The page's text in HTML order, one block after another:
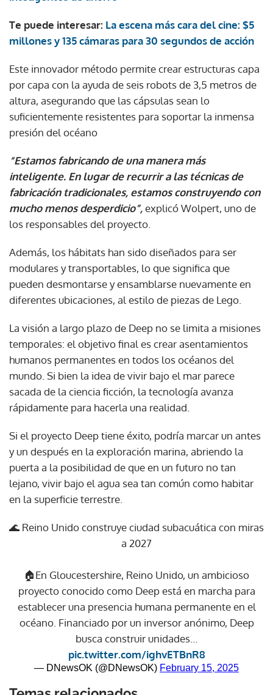
Te puede interesar: La escena más cara del cine: $5
millones y 135 cámaras para 30 segundos de acción
Este innovador método permite crear estructuras capa
por capa con la ayuda de seis robots de 3,5 metros de
altura, asegurando que las cápsulas sean lo
suficientemente resistentes para soportar la inmensa
presión del océano
“Estamos fabricando de una manera más
inteligente. En lugar de recurrir a las técnicas de
fabricación tradicionales, estamos construyendo con
mucho menos desperdicio”,explicó Wolpert, uno de
los responsables del proyecto.
Además, los hábitats han sido diseñados para ser
modulares y transportables, lo que significa que
pueden desmontarse y ensamblarse nuevamente en
diferentes ubicaciones, al estilo de piezas de Lego.
La visión a largo plazo de Deep no se limita a misiones
temporales: el objetivo final es crear asentamientos
humanos permanentes en todos los océanos del
mundo. Si bien la idea de vivir bajo el mar parece
sacada de la ciencia ficción, la tecnología avanza
rápidamente para hacerla una realidad.
Si el proyecto Deep tiene éxito, podría marcar un antes
y un después en la exploración marina, abriendo la
puerta a la posibilidad de que en un futuro no tan
lejano, vivir bajo el agua sea tan común como habitar
en la superficie terrestre.
🌊 Reino Unido construye ciudad subacuática con miras
a 2027
🏠En Gloucestershire, Reino Unido, un ambicioso
proyecto conocido como Deep está en marcha para
establecer una presencia humana permanente en el
océano. Financiado por un inversor anónimo, Deep
busca construir unidades…
pic.twitter.com/ighvETBnR8
— DNewsOK (@DNewsOK) February 15, 2025